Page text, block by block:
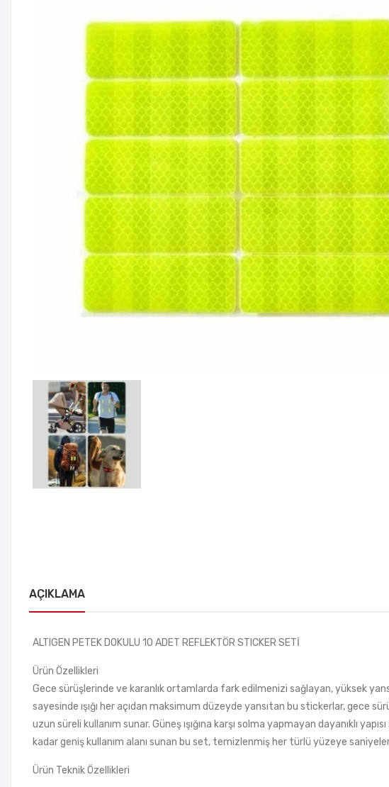
AÇIKLAMA
ALTIGEN PETEK DOKULU 10 ADET REFLEKTÖR STICKER SETİ
Ürün Özellikleri
Gece sürüşlerinde ve karanlık ortamlarda fark edilmenizi sağlayan, yüksek
sayesinde ışığı her açıdan maksimum düzeyde yansıtan bu stickerlar, gece
uzun süreli kullanım sunar. Güneş ışığına karşı solma yapmayan dayanıklı
kadar geniş kullanım alanı sunan bu set, temizlenmiş her türlü yüzeye
Ürün Teknik Özellikleri